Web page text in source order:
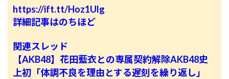
https://ift.tt/Hoz1Ulg
詳細記事はのちほど
関連スレッド
【AKB48】花田藍衣との専属契約解除AKB48史
上初「体調不良を理由とする遅刻を繰り返し」